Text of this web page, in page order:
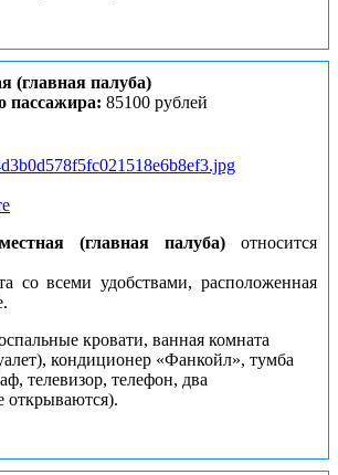
(главная палуба)
пассажира: 85100 рублей
(главная палуба) относится
со всеми удобствами, расположенная
кровати, ванная комната
кондиционер «Фанкойл», тумба
телевизор, телефон, два
открываются).